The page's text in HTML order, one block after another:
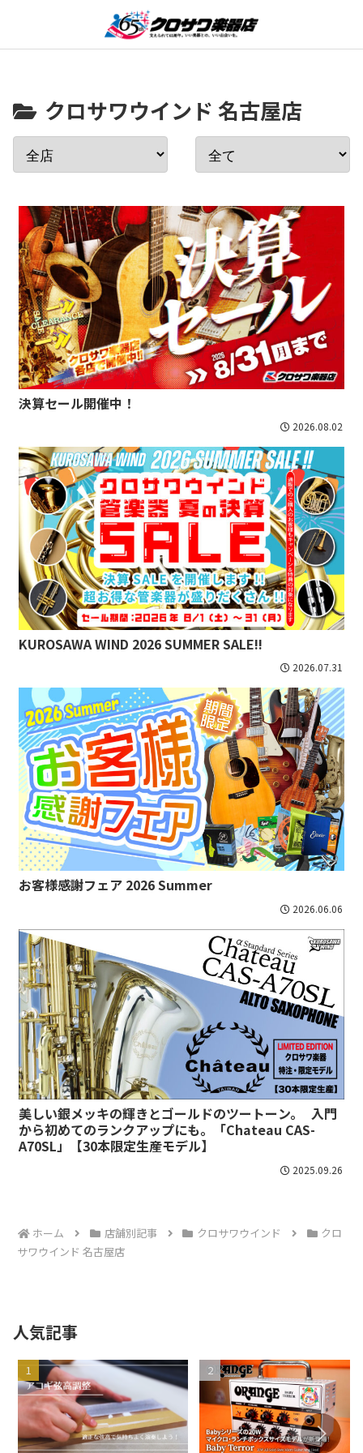
クロサワウインド 名古屋店
決算セール開催中！
2026.08.02
KUROSAWA WIND 2026 SUMMER SALE!!
2026.07.31
お客様感謝フェア 2026 Summer
2026.06.06
美しい銀メッキの輝きとゴールドのツートーン。 入門
から初めてのランクアップにも。「Chateau CAS-
A70SL」【30本限定生産モデル】
2025.09.26
ホーム 店舗別記事 クロサワウインド
クロ
サワウインド 名古屋店
人気記事